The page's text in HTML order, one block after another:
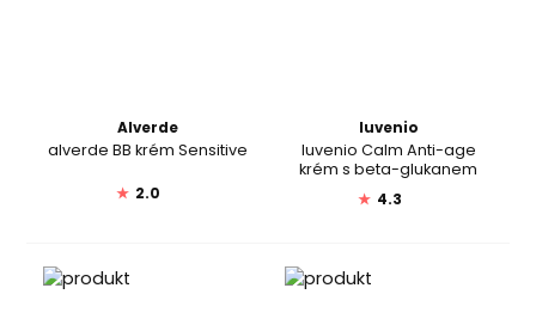
Alverde
alverde BB krém Sensitive
★ 2.0
Iuvenio
Iuvenio Calm Anti-age
krém s beta-glukanem
★ 4.3